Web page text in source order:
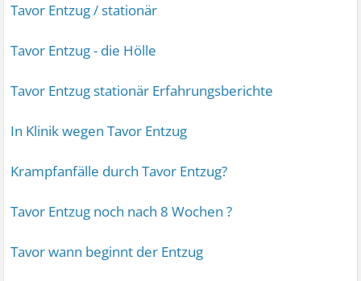
Tavor Entzug / stationär
Tavor Entzug - die Hölle
Tavor Entzug stationär Erfahrungsberichte
In Klinik wegen Tavor Entzug
Krampfanfälle durch Tavor Entzug?
Tavor Entzug noch nach 8 Wochen ?
Tavor wann beginnt der Entzug